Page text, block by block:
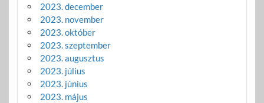
2023. december
2023. november
2023. október
2023. szeptember
2023. augusztus
2023. július
2023. június
2023. május